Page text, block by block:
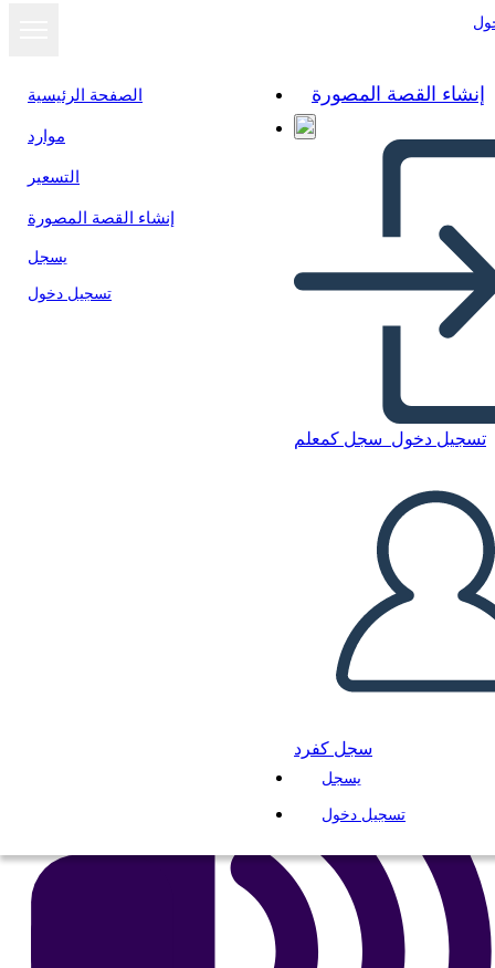
الصفحة الرئيسية
موارد
التسعير
إنشاء القصة المصورة
يسجل
تسجيل دخول
إنشاء القصة المصورة
تسجيل دخول سجل كمعلم
سجل كفرد
يسجل
تسجيل دخول
Las Grandes Mentes de la
Revolución Industrial